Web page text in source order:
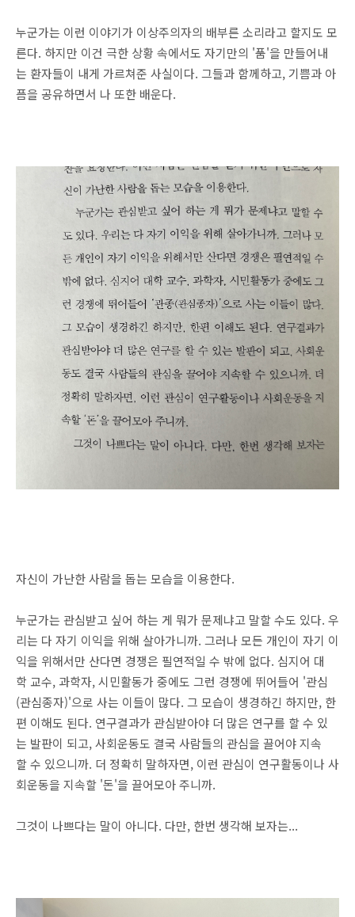
누군가는 이런 이야기가 이상주의자의 배부른 소리라고 할지도 모
른다. 하지만 이건 극한 상황 속에서도 자기만의 '품'을 만들어내
는 환자들이 내게 가르쳐준 사실이다. 그들과 함께하고, 기쁨과 아
픔을 공유하면서 나 또한 배운다.
자신이 가난한 사람을 돕는 모습을 이용한다.
누군가는 관심받고 싶어 하는 게 뭐가 문제냐고 말할 수도 있다. 우
리는 다 자기 이익을 위해 살아가니까. 그러나 모든 개인이 자기 이
익을 위해서만 산다면 경쟁은 필연적일 수 밖에 없다. 심지어 대
학 교수, 과학자, 시민활동가 중에도 그런 경쟁에 뛰어들어 '관심
(관심종자)'으로 사는 이들이 많다. 그 모습이 생경하긴 하지만, 한
편 이해도 된다. 연구결과가 관심받아야 더 많은 연구를 할 수 있
는 발판이 되고, 사회운동도 결국 사람들의 관심을 끌어야 지속
할 수 있으니까. 더 정확히 말하자면, 이런 관심이 연구활동이나 사
회운동을 지속할 '돈'을 끌어모아 주니까.
그것이 나쁘다는 말이 아니다. 다만, 한번 생각해 보자는...